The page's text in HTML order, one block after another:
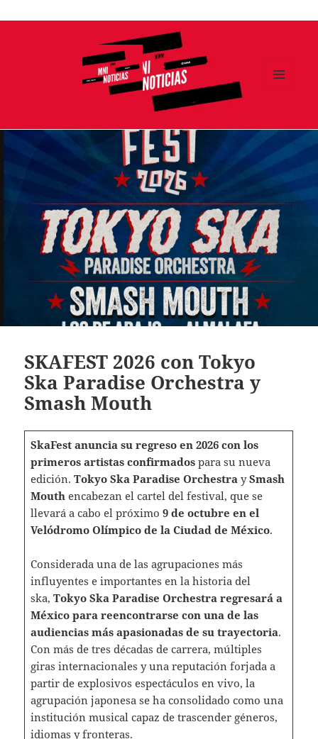
Ir
SKAFEST 2026 con Tokyo
Ska Paradise Orchestra y
Smash Mouth
SkaFest anuncia su regreso en 2026 con los
primeros artistas confirmadospara su nueva
edición. Tokyo Ska Paradise Orchestra ySmash
Mouth encabezan el cartel del festival, que se
llevará a cabo el próximo 9 de octubre en el
Velódromo Olímpico de la Ciudad de México.
Considerada una de las agrupaciones más
influyentes e importantes en la historia del
ska, Tokyo Ska Paradise Orchestra regresará a
México para reencontrarse con una de las
audiencias más apasionadas de su trayectoria.
Con más de tres décadas de carrera, múltiples
giras internacionales y una reputación forjada a
partir de explosivos espectáculos en vivo, la
agrupación japonesa se ha consolidado como una
institución musical capaz de trascender géneros,
idiomas y fronteras.